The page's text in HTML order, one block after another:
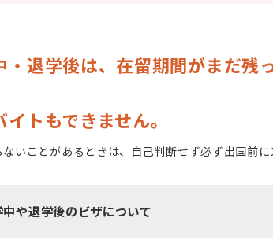
・退学後は、在留期間がまだ残
イトもできません。
いことがあるときは、自己判断せず必ず出国前
や退学後のビザについて